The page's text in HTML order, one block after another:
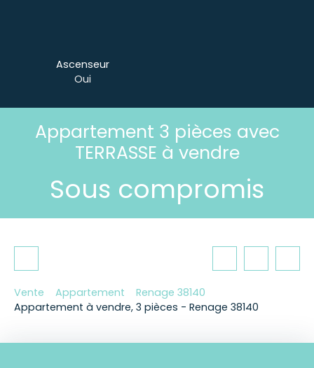
Ascenseur
Oui
Appartement 3 pièces avec
TERRASSE à vendre
Sous compromis
Vente Appartement
Renage 38140
Appartement à vendre, 3 pièces - Renage 38140